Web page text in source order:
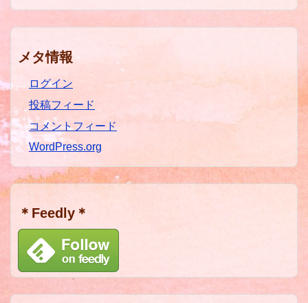
メタ情報
ログイン
投稿フィード
コメントフィード
WordPress.org
＊Feedly＊